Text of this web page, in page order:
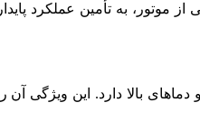
موتور، به تأمین عملکرد
بالا دارد. این ویژگی آن